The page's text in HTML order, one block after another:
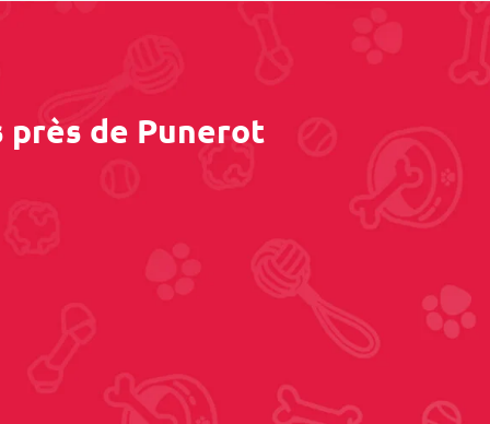
près de Punerot